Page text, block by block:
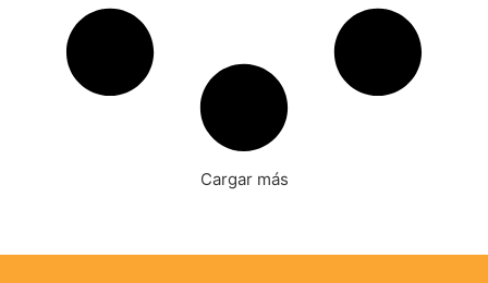
Cargar más